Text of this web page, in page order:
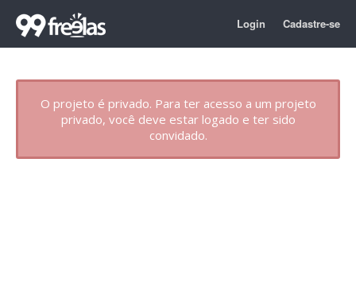
Login Cadastre-se
O projeto é privado. Para ter acesso a um projeto
privado, você deve estar logado e ter sido
convidado.